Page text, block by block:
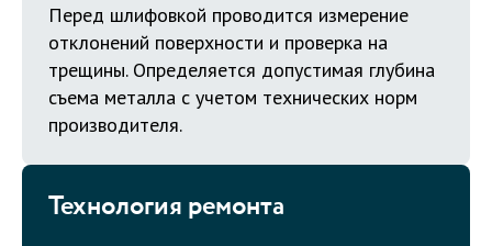
Перед шлифовкой проводится измерение
отклонений поверхности и проверка на
трещины. Определяется допустимая глубина
съема металла с учетом технических норм
производителя.
Технология ремонта